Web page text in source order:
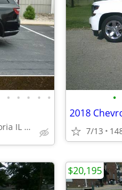
• • • • •
5700 W. Plank Rd Peoria IL 61604
•
2018
7/13
$20,195